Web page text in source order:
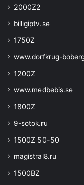
2000Z2
billigiptv.se
1750Z
www.dorfkrug-
1200Z
www.medbebis.se
1800Z
9-sotok.ru
1500Z 50-50
magistral8.ru
1500BZ